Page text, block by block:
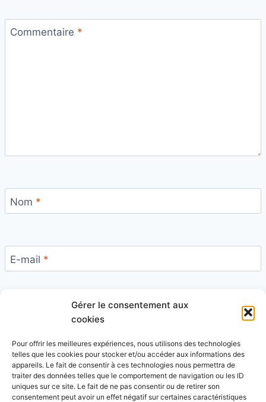
Gérer le consentement aux
cookies
Pour offrir les meilleures expériences, nous utilisons des technologies
telles que les cookies pour stocker et/ou accéder aux informations des
appareils. Le fait de consentir à ces technologies nous permettra de
traiter des données telles que le comportement de navigation ou les ID
uniques sur ce site. Le fait de ne pas consentir ou de retirer son
consentement peut avoir un effet négatif sur certaines caractéristiques
Commentaire *
Nom *
E-mail *
Ce site utilise Akismet pour réduire les indésirables.